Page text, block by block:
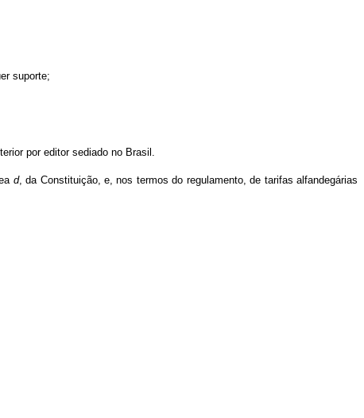
suporte;
por editor sediado no Brasil.
d, da Constituição, e, nos termos do regulamento, de tarifas alfandegárias